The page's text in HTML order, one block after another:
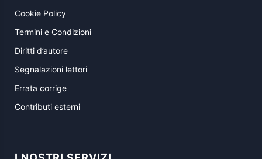
Cookie Policy
Termini e Condizioni
Diritti d’autore
Segnalazioni lettori
Errata corrige
Contributi esterni